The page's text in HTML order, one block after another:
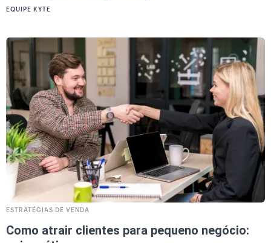
EQUIPE KYTE
ESTRATÉGIAS DE VENDA
Como atrair clientes para pequeno negócio: